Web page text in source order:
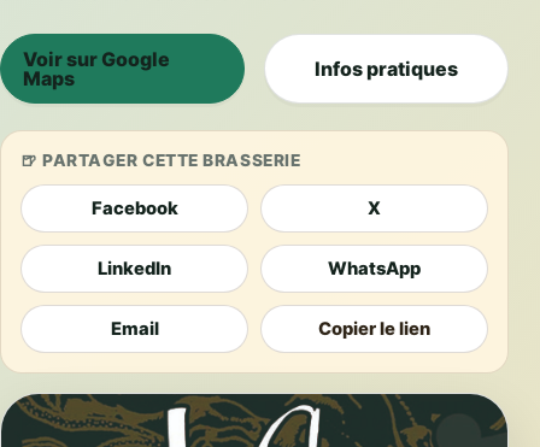
Voir sur Google
Maps
Infos pratiques
PARTAGER CETTE BRASSERIE
Facebook X
LinkedIn WhatsApp
Email Copier le lien